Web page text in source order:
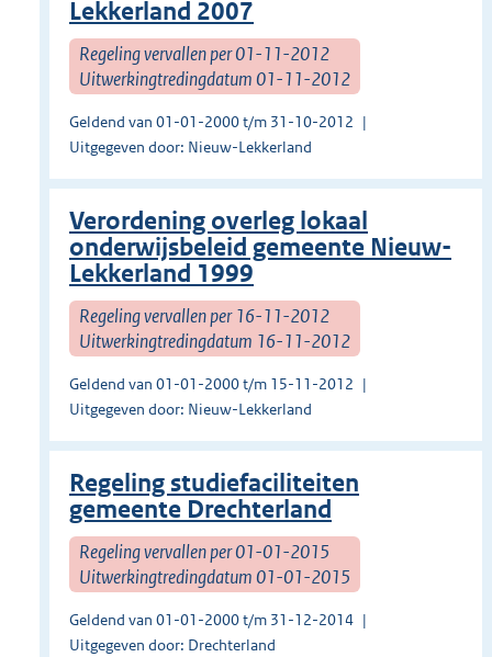
Lekkerland 2007
Regeling vervallen per 01-11-2012
Uitwerkingtredingdatum 01-11-2012
Geldend van 01-01-2000 t/m 31-10-2012
Uitgegeven door: Nieuw-Lekkerland
Verordening overleg lokaal
onderwijsbeleid gemeente Nieuw-
Lekkerland 1999
Regeling vervallen per 16-11-2012
Uitwerkingtredingdatum 16-11-2012
Geldend van 01-01-2000 t/m 15-11-2012
Uitgegeven door: Nieuw-Lekkerland
Regeling studiefaciliteiten
gemeente Drechterland
Regeling vervallen per 01-01-2015
Uitwerkingtredingdatum 01-01-2015
Geldend van 01-01-2000 t/m 31-12-2014
Uitgegeven door: Drechterland